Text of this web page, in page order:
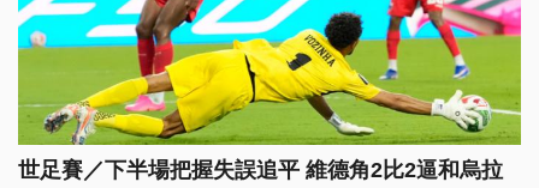
世足賽／下半場把握失誤追平 維德角2比2逼和烏拉